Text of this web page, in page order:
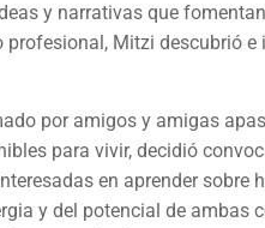
y narrativas que
Mitzi descubrió
por amigos y amigas
para vivir, decidió
en aprender
y del potencial de ambas